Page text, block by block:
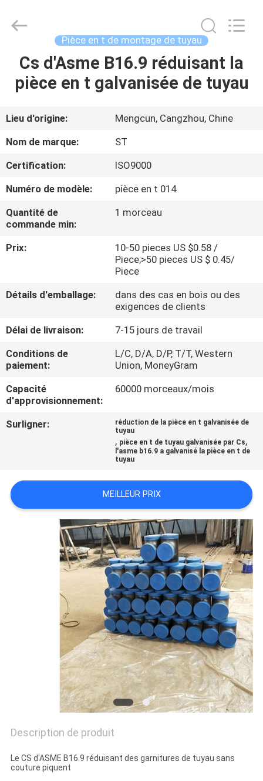
APERÇU
VIDÉOS
VR
SHOW
A
PROPOS
NOUS
VISITE
D'USINE
CONTRÔLE
DE
LA
CONTACT
NOUVELLES
POLITIQUE
DE
CONFIDENTIALITÉ
Group
Reserved.
Developed
Pièce en t de montage de tuyau
Cs d'Asme B16.9 réduisant la
pièce en t galvanisée de tuyau
Lieu d'origine:
Mengcun, Cangzhou, Chine
Nom de marque:
ST
Certification:
ISO9000
Numéro de modèle:
pièce en t 014
Quantité de
commande min:
1 morceau
Prix:
10-50 pieces US $0.58 /
Piece;>50 pieces US $ 0.45/
Piece
Détails d'emballage:
dans des cas en bois ou des
exigences de clients
Délai de livraison:
7-15 jours de travail
Conditions de
paiement:
L/C, D/A, D/P, T/T, Western
Union, MoneyGram
Capacité
d'approvisionnement:
60000 morceaux/mois
Surligner:
réduction de la pièce en t galvanisée de
tuyau
, pièce en t de tuyau galvanisée par Cs,
l'asme b16.9 a galvanisé la pièce en t de
tuyau
MEILLEUR PRIX
Description de produit
Le CS d'ASME B16.9 réduisant des garnitures de tuyau sans
couture piquent